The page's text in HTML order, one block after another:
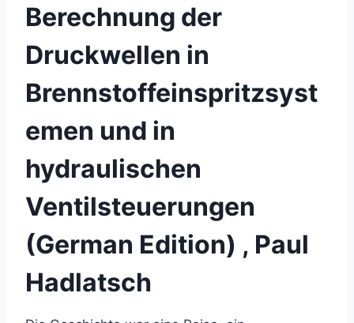
Berechnung der
Druckwellen in
Brennstoffeinspritzsyst
emen und in
hydraulischen
Ventilsteuerungen
(German Edition) , Paul
Hadlatsch